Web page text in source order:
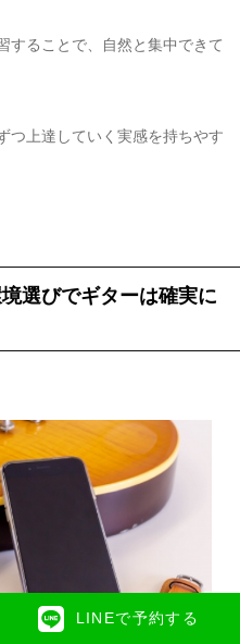
LINEで予約する
することで、自然と集中できて
つ上達していく実感を持ちやす
選びでギターは確実に